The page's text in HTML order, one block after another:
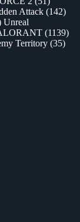
Attack (142)
Unreal
(1139)
Territory (35)